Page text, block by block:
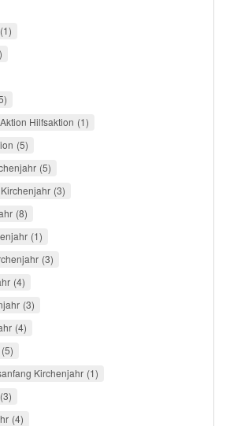
1
Hilfsaktion 1
5
5
3
8
1
3
4
3
4
5
Kirchenjahr 1
3
4